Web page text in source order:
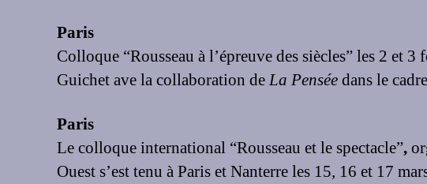
Paris
Colloque “Rousseau à l’épreuve des siècles” les 2 et
Guichet ave la collaboration deLa Penséedans le
Paris
Le colloque international “Rousseau et le spectacle”,
Ouest s’est tenu à Paris et Nanterre les 15, 16 et 17